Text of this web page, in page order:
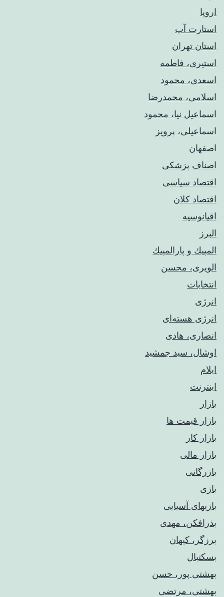
اروپا
استارت آپ
استان تهران
استیری، فاطمه
اسعدی، محمود
اسلامی، محمدرضا
اسماعیل نیا، محمود
اسماعیلی، پرویز
اصفهان
اصناف پزشکی
اقتصاد سیاسی
اقتصاد کلان
اقیانوسیه
البرز
المپيك و پارالمپيك
الویری، محسن
انتخابات
انرژی
انرژی هسته‌ای
انصاری، هادی
اوشال، سید جمشید
ایلام
اینترنت
بازار
بازار قیمت ها
بازار کار
بازار مالی
بازرگانی
بازی
بازیهای آسیایی
بذرافکن، مهدی
برزگر، کیهان
بسکتبال
بهشتی پور، حسن
بهشتی، مرتضی